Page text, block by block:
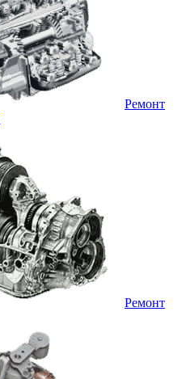
Ремонт
Ремонт